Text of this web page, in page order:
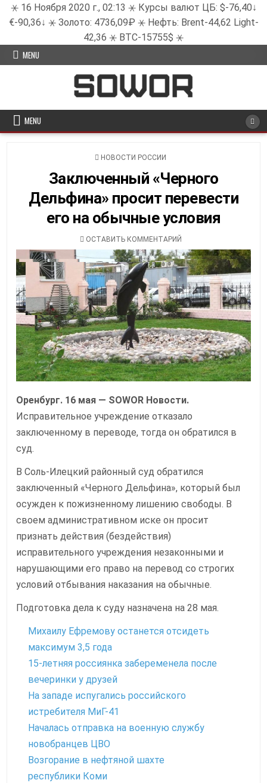
⚹ 16 Ноября 2020 г., 02:13 ⚹ Курсы валют ЦБ: $-76,40↓
€-90,36↓ ⚹ Золото: 4736,09₽ ⚹ Нефть: Brent-44,62 Light-
42,36 ⚹ BTC-15755$ ⚹
Skip
to
MENU
MENU
POSTED
НОВОСТИ РОССИИ
Заключенный «Черного
Дельфина» просит перевести
его на обычные условия
ОСТАВИТЬ КОММЕНТАРИЙON
«ЧЕРНОГО
ДЕЛЬФИНА»
ПРОСИТ
ПЕРЕВЕСТИ
ЕГО
НА
ОБЫЧНЫЕ
УСЛОВИЯ
Оренбург. 16 мая — SOWOR Новости.
Исправительное учреждение отказало
заключенному в переводе, тогда он обратился в
суд.
В Соль-Илецкий районный суд обратился
заключенный «Черного Дельфина», который был
осужден к пожизненному лишению свободы. В
своем административном иске он просит
признать действия (бездействия)
исправительного учреждения незаконными и
нарушающими его право на перевод со строгих
условий отбывания наказания на обычные.
Подготовка дела к суду назначена на 28 мая.
Михаилу Ефремову останется отсидеть
максимум 3,5 года
15-летняя россиянка забеременела после
вечеринки у друзей
На западе испугались российского
истребителя МиГ-41
Началась отправка на военную службу
новобранцев ЦВО
Возгорание в нефтяной шахте
республики Коми